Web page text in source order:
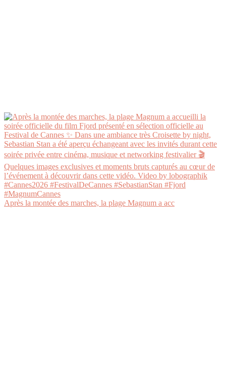
Après la montée des marches, la plage Magnum a acc